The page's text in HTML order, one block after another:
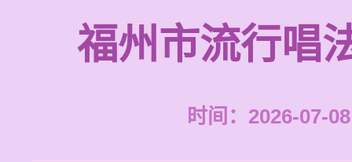
福州市流行唱
时间：2026-07-